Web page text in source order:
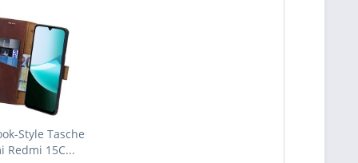
Style Tasche
Redmi 15C...